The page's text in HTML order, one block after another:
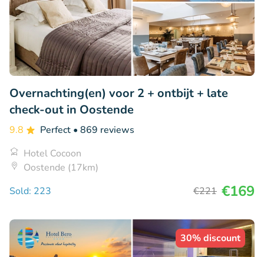
Overnachting(en) voor 2 + ontbijt + late
check-out in Oostende
9.8 Perfect • 869 reviews
Hotel Cocoon
Oostende (17km)
Sold: 223
€221 €169
30% discount